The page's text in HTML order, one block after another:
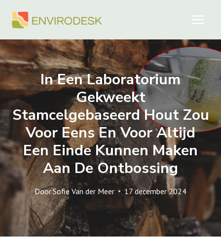
naar
In Een Laboratorium
Gekweekt
Stamcelgebaseerd Hout Zou
Voor Eens En Voor Altijd
Een Einde Kunnen Maken
Aan De Ontbossing
DoorSofie Van der Meer 17 december 2024